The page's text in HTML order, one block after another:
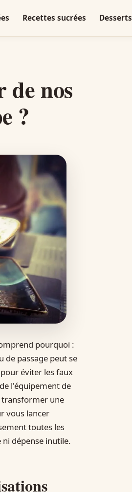
Recettes sucrées Desserts
de nos
?
pourquoi :
de passage peut se
éviter les faux
l'équipement de
transformer une
vous lancer
toutes les
dépense inutile.